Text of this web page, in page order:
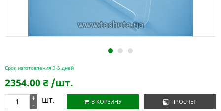
1 2 3
Срок изготовления 3-5 дней
2354.00₴ /шт.
+
- шт. В КОРЗИНУ ПРОСЧЕТ